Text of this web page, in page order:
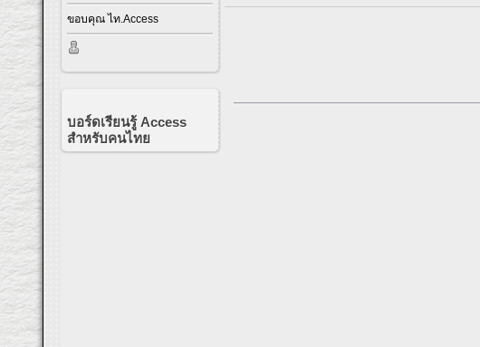
ขอบคุณ ไท.Access
บอร์ดเรียนรู้ Access
สำหรับคนไทย